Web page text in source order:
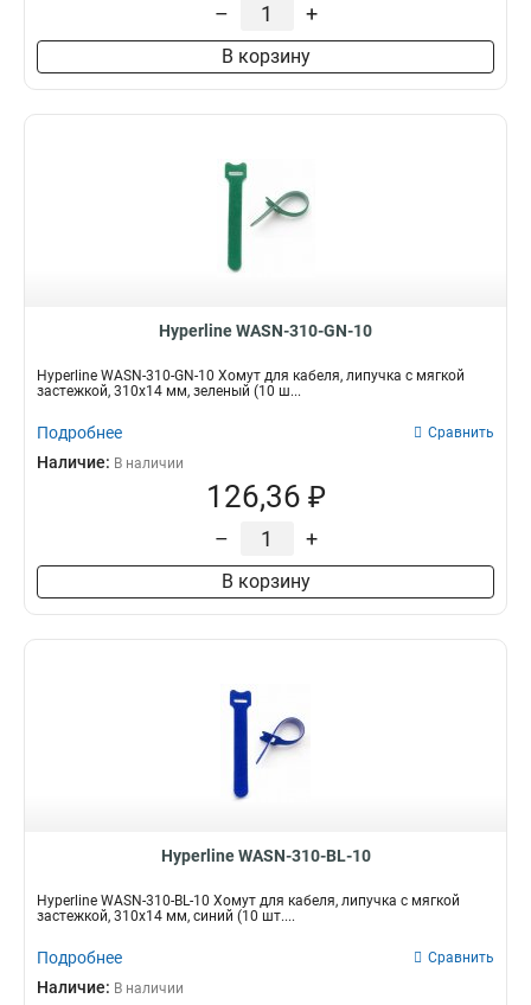
– +
В корзину
Hyperline WASN-310-GN-10
Hyperline WASN-310-GN-10 Хомут для кабеля, липучка с мягкой
застежкой, 310x14 мм, зеленый (10 ш...
Подробнее Сравнить
Наличие: В наличии
126,36 ₽
– +
В корзину
Hyperline WASN-310-BL-10
Hyperline WASN-310-BL-10 Хомут для кабеля, липучка с мягкой
застежкой, 310x14 мм, синий (10 шт....
Подробнее Сравнить
Наличие: В наличии